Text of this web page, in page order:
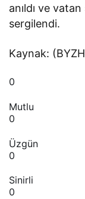
anıldı ve
sergilendi.
Kaynak:
0
Mutlu
0
Üzgün
0
Sinirli
0